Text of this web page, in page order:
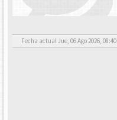
Fecha actual Jue, 06 Ago 2026, 08:40